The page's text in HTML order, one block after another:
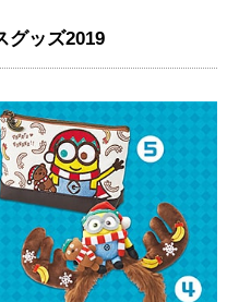
グッズ2019